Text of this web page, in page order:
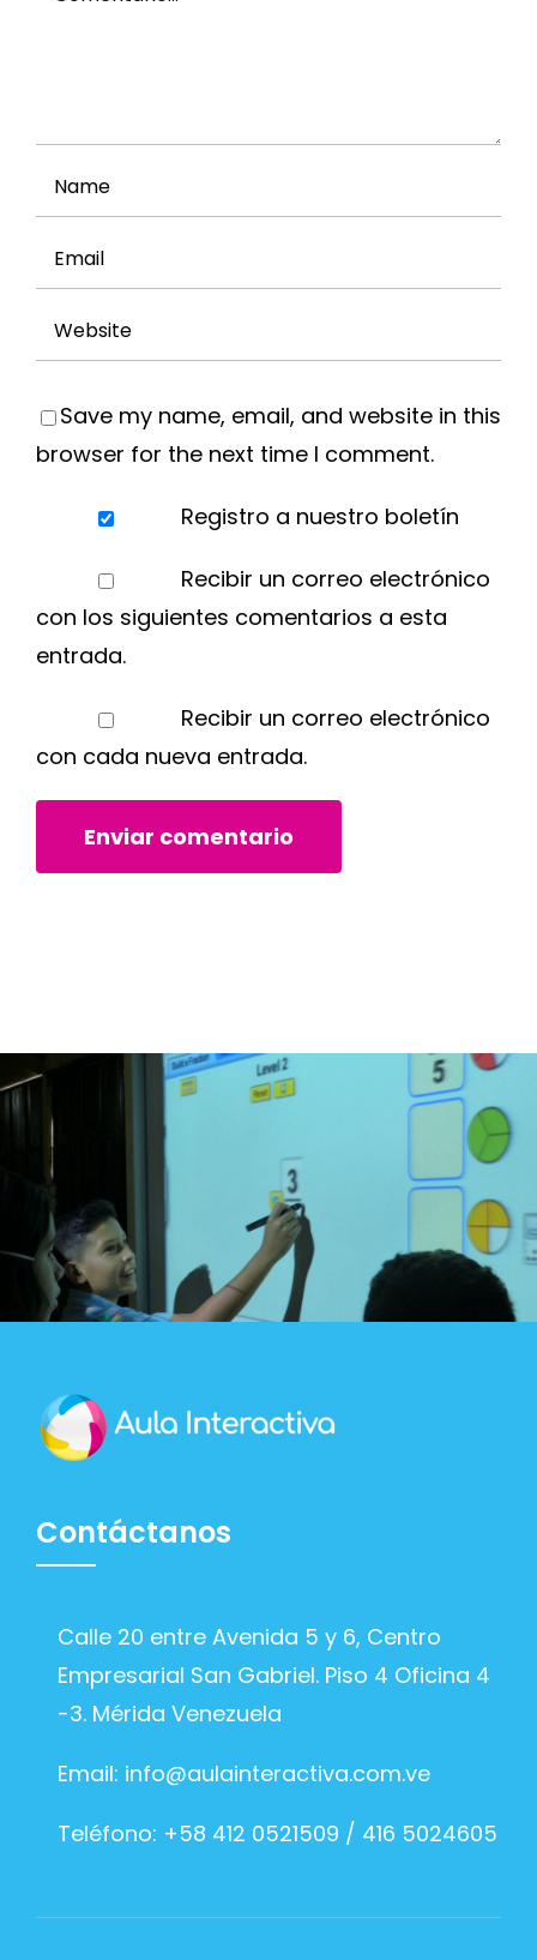
Save my name, email, and website in this
browser for the next time I comment.
Registro a nuestro boletín
Recibir un correo electrónico
con los siguientes comentarios a esta
entrada.
Recibir un correo electrónico
con cada nueva entrada.
Contáctanos
Calle 20 entre Avenida 5 y 6, Centro
Empresarial San Gabriel. Piso 4 Oficina 4
-3. Mérida Venezuela
Email: info@aulainteractiva.com.ve
Teléfono: +58 412 0521509 / 416 5024605